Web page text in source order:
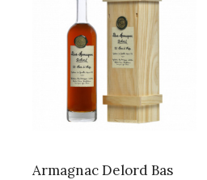
Armagnac Delord Bas